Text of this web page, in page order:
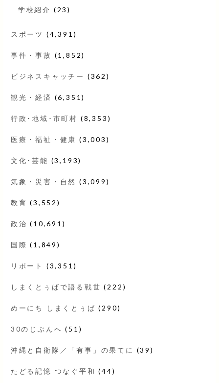
学校紹介 (23)
スポーツ (4,391)
事件・事故 (1,852)
ビジネスキャッチー (362)
観光・経済 (6,351)
行政･地域･市町村 (8,353)
医療・福祉・健康 (3,003)
文化･芸能 (3,193)
気象・災害・自然 (3,099)
教育 (3,552)
政治 (10,691)
国際 (1,849)
リポート (3,351)
しまくとぅばで語る戦世 (222)
めーにち しまくとぅば (290)
30のじぶんへ (51)
沖縄と自衛隊／「有事」の果てに (39)
たどる記憶 つなぐ平和 (44)